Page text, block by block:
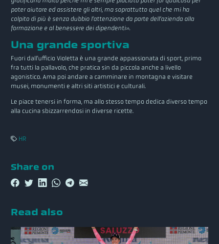
poter aiutare ed assistere gli altri, ma soprattutto quel che mi ha
colpito di più è senza dubbio l’attenzione da parte dell’azienda alla
formazione e al benessere dei dipendenti».
Una grande sportiva
Fuori dall’ufficio Violetta è una grande appassionata di sport, primo
fra tutti la pallavolo, che pratica sin da piccola anche a livello
agonistico. Ama poi andare a camminare in montagna e visitare
musei, monumenti e altri siti artistici e culturali.
Le piace tenersi in forma, ma allo stesso tempo dedica diverso tempo
alla cucina sbizzarrendosi in diverse ricette.
HR
Share on
Read also